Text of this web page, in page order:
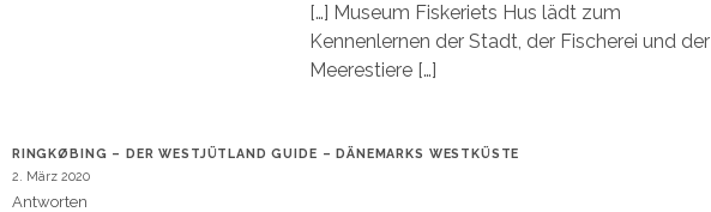
[…] Museum Fiskeriets Hus lädt zum
Kennenlernen der Stadt, der Fischerei und der
Meerestiere […]
RINGKØBING – DER WESTJÜTLAND GUIDE – DÄNEMARKS WESTKÜSTE
2. März 2020
Antworten